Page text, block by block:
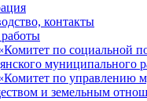
контакты
по социальной
муниципального
по управлению
и земельным